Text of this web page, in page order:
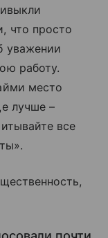
что просто
уважении
работу.
место
лучше –
все